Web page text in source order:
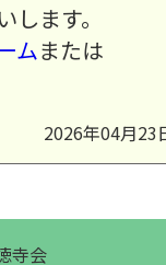
ます。
ムまたは
2026年04月23
寺会